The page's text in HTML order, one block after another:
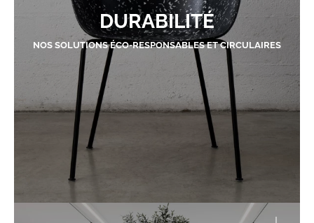
DURABILITÉ
NOS SOLUTIONS ÉCO-RESPONSABLES ET CIRCULAIRES